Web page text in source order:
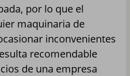
por lo que el
maquinaria de
inconvenientes
recomendable
de una empresa